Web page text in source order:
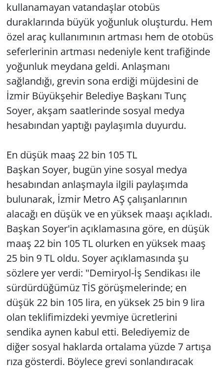
kullanamayan vatandaşlar otobüs
duraklarında büyük yoğunluk oluşturdu. Hem
özel araç kullanımının artması hem de otobüs
seferlerinin artması nedeniyle kent trafiğinde
yoğunluk meydana geldi. Anlaşmanı
sağlandığı, grevin sona erdiği müjdesini de
İzmir Büyükşehir Belediye Başkanı Tunç
Soyer, akşam saatlerinde sosyal medya
hesabından yaptığı paylaşımla duyurdu.
En düşük maaş 22 bin 105 TL
Başkan Soyer, bugün yine sosyal medya
hesabından anlaşmayla ilgili paylaşımda
bulunarak, İzmir Metro AŞ çalışanlarının
alacağı en düşük ve en yüksek maaşı açıkladı.
Başkan Soyer'in açıklamasına göre, en düşük
maaş 22 bin 105 TL olurken en yüksek maaş
25 bin 9 TL oldu. Soyer açıklamasında şu
sözlere yer verdi: "Demiryol-İş Sendikası ile
sürdürdüğümüz TİS görüşmelerinde; en
düşük 22 bin 105 lira, en yüksek 25 bin 9 lira
olan teklifimizdeki yevmiye ücretlerini
sendika aynen kabul etti. Belediyemiz de
diğer sosyal haklarda ortalama yüzde 7 artışa
rıza gösterdi. Böylece grevi sonlandıracak
Yerel